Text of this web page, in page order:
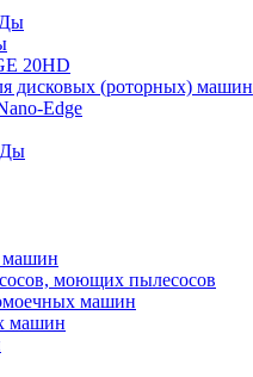
20HD
дисковых (роторных) машин
Edge
машин
моющих пылесосов
машин
машин